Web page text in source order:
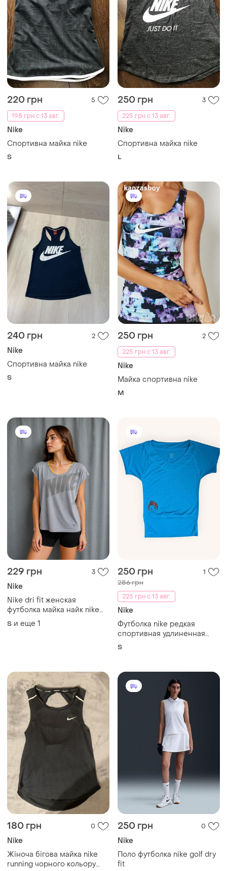
220 грн
5
198 грн с 13 авг.
Nike
Спортивна майка nike
S
250 грн
3
225 грн с 13 авг.
Nike
Спортивна майка nike
L
240 грн 2
Nike
Спортивна майка nike
S
250 грн
2
225 грн с 13 авг.
Nike
Майка спортивна nike
M
229 грн 3
Nike
Nike dri fit женская
футболка майка найк nike
air nike jordan
S и еще 1
250 грн 1
286 грн
225 грн с 13 авг.
Nike
Футболка nike редкая
спортивная удлиненная
футболка туника с принтом
S
180 грн 0
Nike
Жіноча бігова майка nike
running чорного кольору
250 грн 0
Nike
Поло футболка nike golf dry
fit